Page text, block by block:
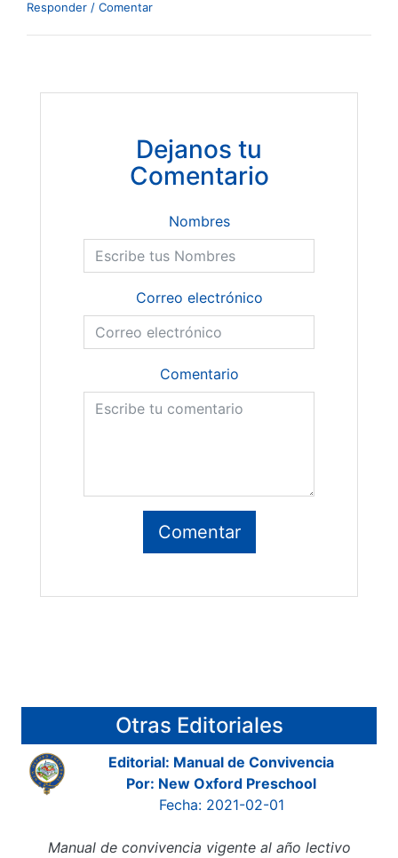
Responder / Comentar
Dejanos tu
Comentario
Nombres
Correo electrónico
Comentario
Otras Editoriales
Editorial: Manual de Convivencia
Por: New Oxford Preschool
Fecha: 2021-02-01
Manual de convivencia vigente al año lectivo